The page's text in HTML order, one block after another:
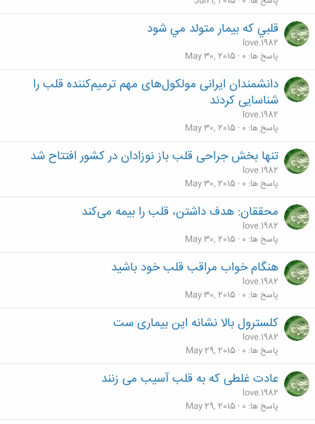
قلبي که بيمار متولد مي شود
love.1982
پاسخ ها 0
May 30, 2015
دانشمندان ایرانی مولکول‌های مهم ترمیم‌کننده قلب را
شناسایی کردند
love.1982
پاسخ ها 0
May 30, 2015
تنها بخش جراحی قلب باز نوزادان در کشور افتتاح شد
love.1982
پاسخ ها 0
May 30, 2015
محققان: هدف داشتن، قلب را بیمه می‌کند
love.1982
پاسخ ها 0
May 30, 2015
هنگام خواب مراقب قلب خود باشيد
love.1982
پاسخ ها 0
May 30, 2015
کلسترول بالا نشانه این بیماری ست
love.1982
پاسخ ها 0
May 29, 2015
عادت غلطی که به قلب آسیب می زنند
love.1982
پاسخ ها 0
May 29, 2015